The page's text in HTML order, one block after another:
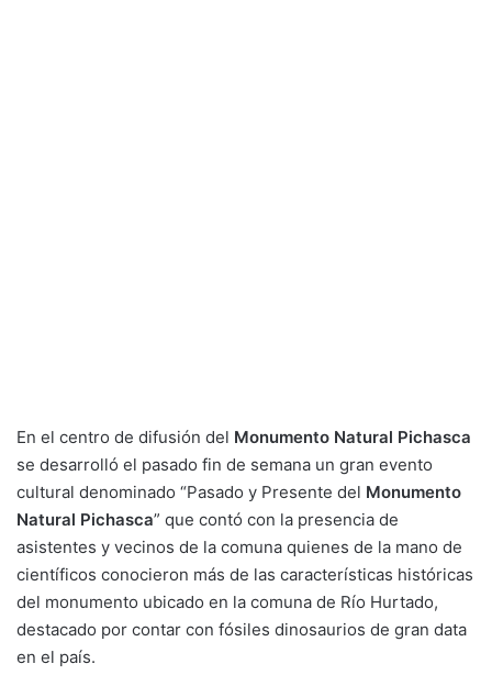
En el centro de difusión del Monumento Natural Pichasca
se desarrolló el pasado fin de semana un gran evento
cultural denominado “Pasado y Presente del Monumento
Natural Pichasca” que contó con la presencia de
asistentes y vecinos de la comuna quienes de la mano de
científicos conocieron más de las características históricas
del monumento ubicado en la comuna de Río Hurtado,
destacado por contar con fósiles dinosaurios de gran data
en el país.